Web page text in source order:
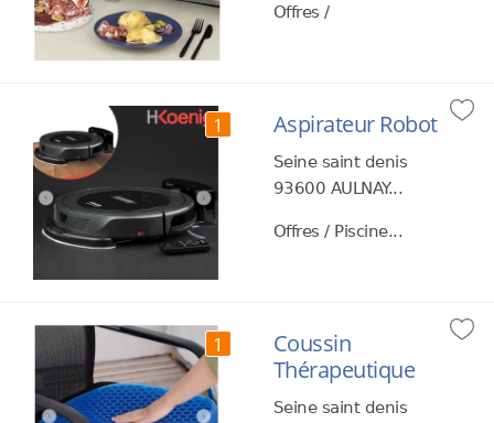
Offres /
1 Aspirateur Robot
Seine saint denis
93600 AULNAY...
Offres / Piscine...
1
Coussin
Thérapeutique
Seine saint denis